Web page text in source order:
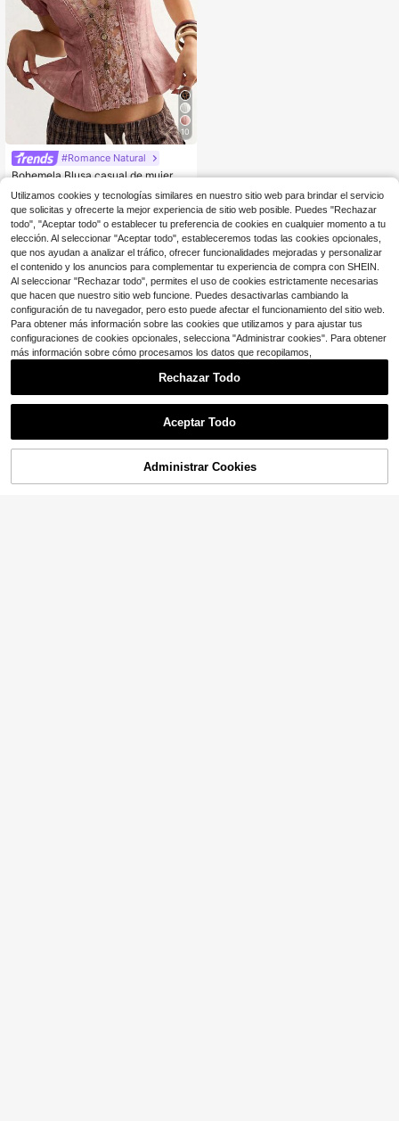
10
#Romance Natural
Bohemela Blusa casual de mujer de
or y adorno de encaje
$14.39 -11%
¡42% DE DESCUENTO!
Utilizamos cookies y tecnologías similares en nuestro sitio web para brindar el servicio
que solicitas y ofrecerte la mejor experiencia de sitio web posible. Puedes "Rechazar
todo", "Aceptar todo" o establecer tu preferencia de cookies en cualquier momento a tu
elección. Al seleccionar "Aceptar todo", estableceremos todas las cookies opcionales,
que nos ayudan a analizar el tráfico, ofrecer funcionalidades mejoradas y personalizar
el contenido y los anuncios para complementar tu experiencia de compra con SHEIN.
Al seleccionar "Rechazar todo", permites el uso de cookies estrictamente necesarias
que hacen que nuestro sitio web funcione. Puedes desactivarlas cambiando la
configuración de tu navegador, pero esto puede afectar el funcionamiento del sitio web.
Para obtener más información sobre las cookies que utilizamos y para ajustar tus
configuraciones de cookies opcionales, selecciona "Administrar cookies". Para obtener
más información sobre cómo procesamos los datos que recopilamos,
Rechazar Todo
Aceptar Todo
Administrar Cookies